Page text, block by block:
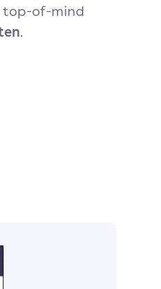
top-of-mind
.